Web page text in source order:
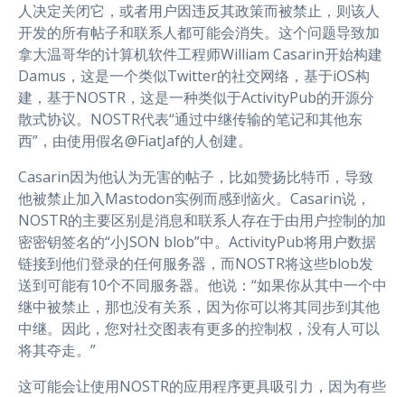
人决定关闭它，或者用户因违反其政策而被禁止，则该人
开发的所有帖子和联系人都可能会消失。这个问题导致加
拿大温哥华的计算机软件工程师William Casarin开始构建
Damus，这是一个类似Twitter的社交网络，基于iOS构
建，基于NOSTR，这是一种类似于ActivityPub的开源分
散式协议。NOSTR代表“通过中继传输的笔记和其他东
西”，由使用假名@FiatJaf的人创建。
Casarin因为他认为无害的帖子，比如赞扬比特币，导致
他被禁止加入Mastodon实例而感到恼火。Casarin说，
NOSTR的主要区别是消息和联系人存在于由用户控制的加
密密钥签名的“小JSON blob”中。ActivityPub将用户数据
链接到他们登录的任何服务器，而NOSTR将这些blob发
送到可能有10个不同服务器。他说：“如果你从其中一个中
继中被禁止，那也没有关系，因为你可以将其同步到其他
中继。因此，您对社交图表有更多的控制权，没有人可以
将其夺走。”
这可能会让使用NOSTR的应用程序更具吸引力，因为有些